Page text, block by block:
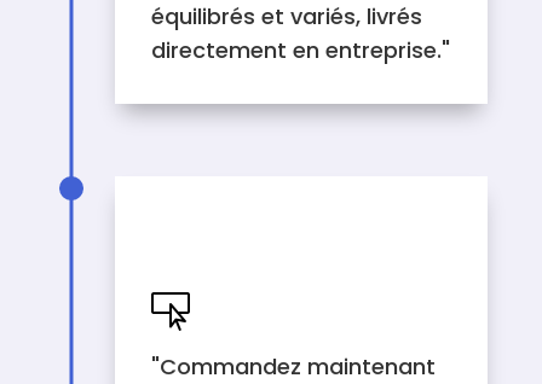
équilibrés et variés, livrés
directement en entreprise."

"Commandez maintenant